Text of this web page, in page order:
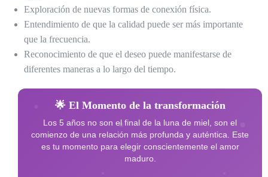
Exploración de nuevas formas de conexión física.
Entendimiento de que la calidad puede ser más importante
que la frecuencia.
Reconocimiento de que el deseo puede manifestarse de
diferentes maneras a lo largo del tiempo.
🌟 El Momento de la transformación
Los 5 años no son el final de la luna de miel, son el
comienzo de una relación más profunda y auténtica. Este
es tu momento para elegir conscientemente el amor
maduro.